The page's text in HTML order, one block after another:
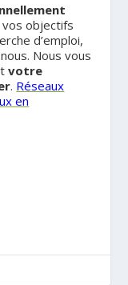
vos objectifs
d’emploi,
Nous vous
votre
. Réseaux
en